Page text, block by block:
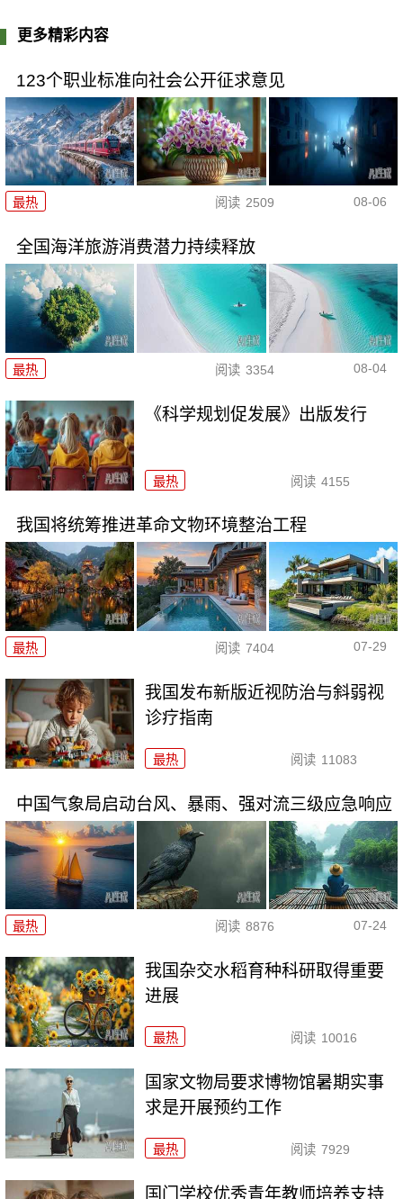
更多精彩内容
123个职业标准向社会公开征求意见
最热 阅读 2509 08-06
全国海洋旅游消费潜力持续释放
最热 阅读 3354 08-04
《科学规划促发展》出版发行
最热 阅读 4155
我国将统筹推进革命文物环境整治工程
最热 阅读 7404 07-29
我国发布新版近视防治与斜弱视
诊疗指南
最热 阅读 11083
中国气象局启动台风、暴雨、强对流三级应急响应
最热 阅读 8876 07-24
我国杂交水稻育种科研取得重要
进展
最热 阅读 10016
国家文物局要求博物馆暑期实事
求是开展预约工作
最热 阅读 7929
国门学校优秀青年教师培养支持